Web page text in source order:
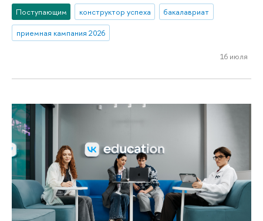
Поступающим конструктор успеха
бакалавриат
приемная кампания 2026
16 июля